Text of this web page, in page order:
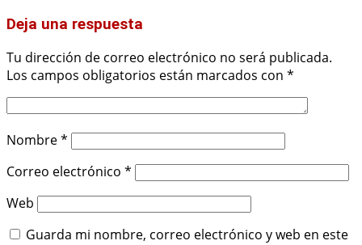
Deja una respuesta
Tu dirección de correo electrónico no será publicada.
Los campos obligatorios están marcados con *
Nombre*
Correo electrónico *
Web
Guarda mi nombre, correo electrónico y web en este